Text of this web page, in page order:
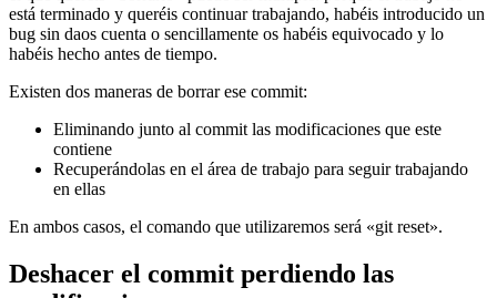
está terminado y queréis continuar trabajando, habéis introducido un
bug sin daos cuenta o sencillamente os habéis equivocado y lo
habéis hecho antes de tiempo.
Existen dos maneras de borrar ese commit:
Eliminando junto al commit las modificaciones que este
contiene
Recuperándolas en el área de trabajo para seguir trabajando
en ellas
En ambos casos, el comando que utilizaremos será «git reset».
Deshacer el commit perdiendo las